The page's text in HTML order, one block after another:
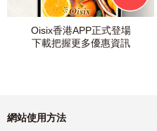
Oisix香港APP正式登場
下載把握更多優惠資訊
網站使用方法